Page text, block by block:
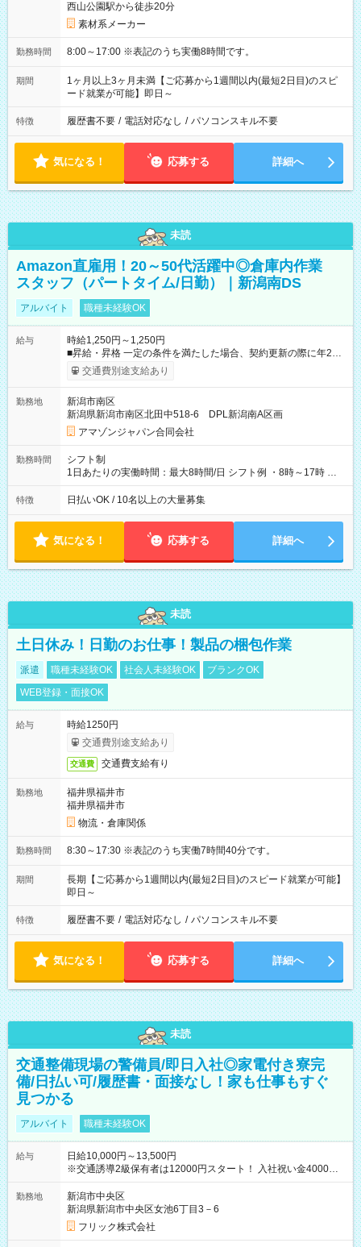
西山公園駅から徒歩20分
素材系メーカー
勤務時間 8:00～17:00 ※表記のうち実働8時間です。
期間
1ヶ月以上3ヶ月未満【ご応募から1週間以内(最短2日目)のスピ
ード就業が可能】即日～
特徴 履歴書不要 / 電話対応なし / パソコンスキル不要
気になる！ 応募する 詳細へ
未読
Amazon直雇用！20～50代活躍中◎倉庫内作業
スタッフ（パートタイム/日勤）｜新潟南DS
アルバイト 職種未経験OK
給与
時給1,250円～1,250円
■昇給・昇格 一定の条件を満たした場合、契約更新の際に年2回
まで昇給の機会があります。 ■正社員登用制度あり ※月末締/翌
月25日支払い ※時間外手当、別途支給 ※深夜割増賃金 (22:00～
☆Amazon直雇用で安定して働けます！ 【試用期間】試用期間
あり 試用期間の長さ：1週間 雇用形態、給与は本採用時と同じ
です。
交通費別途支給あり
勤務地
新潟市南区
新潟県新潟市南区北田中518-6 DPL新潟南A区画
アマゾンジャパン合同会社
勤務時間
シフト制
1日あたりの実働時間：最大8時間/日 シフト例 ・8時～17時 ・
12時～21時
特徴 日払いOK / 10名以上の大量募集
気になる！ 応募する 詳細へ
未読
土日休み！日勤のお仕事！製品の梱包作業
派遣 職種未経験OK 社会人未経験OK
ブランクOK
WEB登録・面接OK
給与
時給1250円
交通費別途支給あり
交通費 交通費支給有り
勤務地
福井県福井市
福井県福井市
物流・倉庫関係
勤務時間 8:30～17:30 ※表記のうち実働7時間40分です。
期間
長期【ご応募から1週間以内(最短2日目)のスピード就業が可能】
即日～
特徴 履歴書不要 / 電話対応なし / パソコンスキル不要
気になる！ 応募する 詳細へ
未読
交通整備現場の警備員/即日入社◎家電付き寮完
備/日払い可/履歴書・面接なし！家も仕事もすぐ
見つかる
アルバイト 職種未経験OK
給与
日給10,000円～13,500円
※交通誘導2級保有者は12000円スタート！ 入社祝い金4000円
【試用期間】試用期間なし
勤務地
新潟市中央区
新潟県新潟市中央区女池6丁目3－6
フリック株式会社